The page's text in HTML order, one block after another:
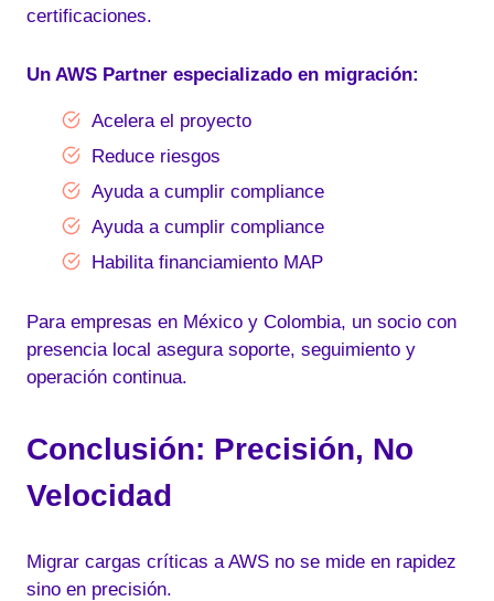
certificaciones.
Un AWS Partner especializado en migración:
Acelera el proyecto
Reduce riesgos
Ayuda a cumplir compliance
Ayuda a cumplir compliance
Habilita financiamiento MAP
Para empresas en México y Colombia, un socio con
presencia local asegura soporte, seguimiento y
operación continua.
Conclusión: Precisión, No
Velocidad
Migrar cargas críticas a AWS no se mide en rapidez
sino en precisión.